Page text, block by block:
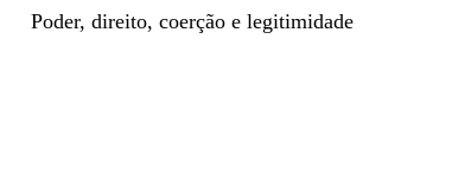
Poder, direito, coerção e legitimidade